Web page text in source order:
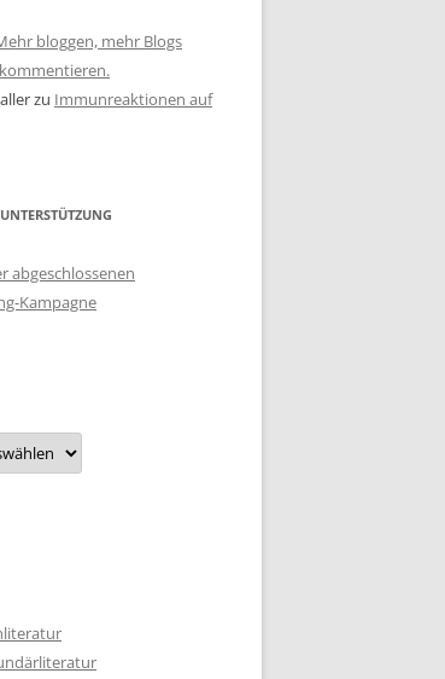
bloggen, mehr Blogs
zu Immunreaktionen auf
abgeschlossenen
Kampagne